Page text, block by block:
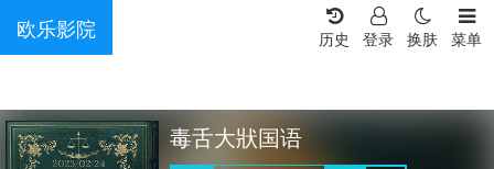
欧乐影院 菜单
换肤
登录
历史
毒舌大狀国语